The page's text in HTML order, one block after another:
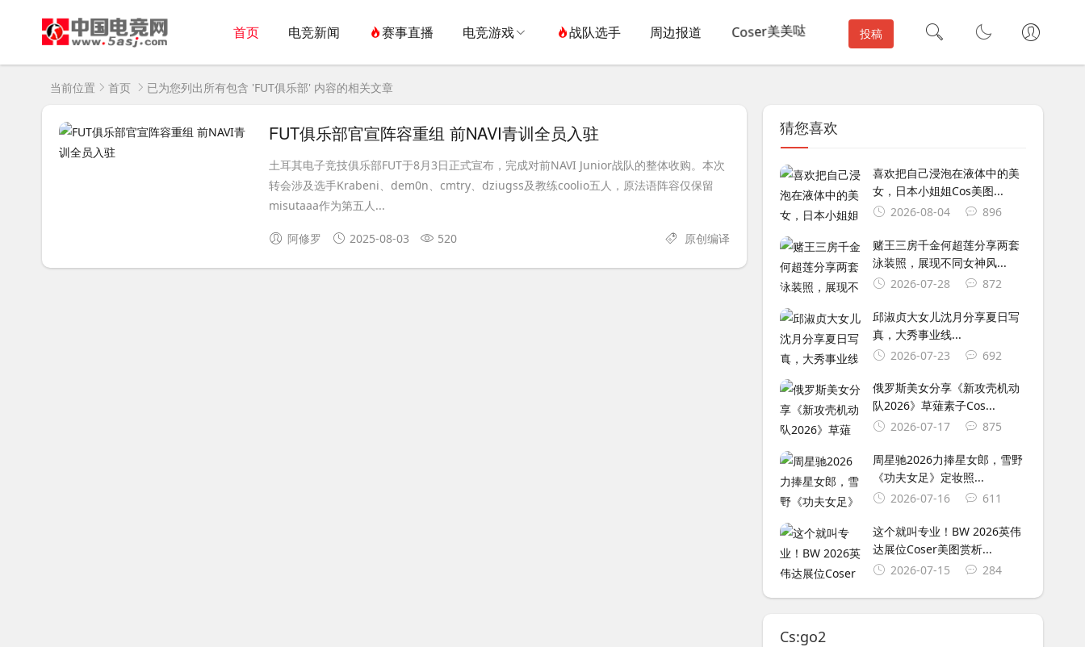
首页 电竞新闻 赛事直播 电竞游戏 战队选手 周边报道 Coser美美哒 投稿
当前位置 首页 已为您列出所有包含 'FUT俱乐部' 内容的相关文章
FUT俱乐部官宣阵容重组 前NAVI青训全员入驻
土耳其电子竞技俱乐部FUT于8月3日正式宣布，完成对前NAVI Junior战队的整体收购。本次
转会涉及选手Krabeni、dem0n、cmtry、dziugss及教练coolio五人，原法语阵容仅保留
misutaaa作为第五人...
阿修罗 2025-08-03 520 原创编译
猜您喜欢
喜欢把自己浸泡在液体中的美
女，日本小姐姐Cos美图...
2026-08-04
896
赌王三房千金何超莲分享两套
泳装照，展现不同女神风...
2026-07-28
872
邱淑贞大女儿沈月分享夏日写
真，大秀事业线...
2026-07-23
692
俄罗斯美女分享《新攻壳机动
队2026》草薙素子Cos...
2026-07-17
875
周星驰2026力捧星女郎，雪野
《功夫女足》定妆照...
2026-07-16
611
这个就叫专业！BW 2026英伟
达展位Coser美图赏析...
2026-07-15
284
Cs:go2